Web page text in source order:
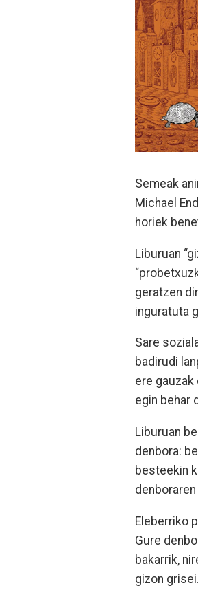
Semeak
Michael
horiek
Liburuan
geratzen
inguratuta
Sare
badirudi
ere
egin behar
Liburuan
denbora:
besteekin
Eleberriko
Gure
bakarrik,
gizon grisei.